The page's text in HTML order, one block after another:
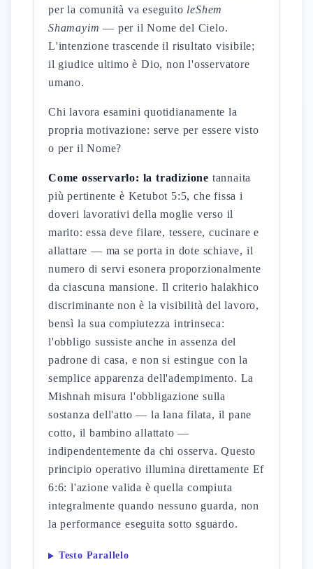
per la comunità va eseguito leShem
Shamayim — per il Nome del Cielo.
L'intenzione trascende il risultato visibile;
il giudice ultimo è Dio, non l'osservatore
umano.
Chi lavora esamini quotidianamente la
propria motivazione: serve per essere visto
o per il Nome?
Come osservarlo: la tradizione tannaita
più pertinente è Ketubot 5:5, che fissa i
doveri lavorativi della moglie verso il
marito: essa deve filare, tessere, cucinare e
allattare — ma se porta in dote schiave, il
numero di servi esonera proporzionalmente
da ciascuna mansione. Il criterio halakhico
discriminante non è la visibilità del lavoro,
bensì la sua compiutezza intrinseca:
l'obbligo sussiste anche in assenza del
padrone di casa, e non si estingue con la
semplice apparenza dell'adempimento. La
Mishnah misura l'obbligazione sulla
sostanza dell'atto — la lana filata, il pane
cotto, il bambino allattato —
indipendentemente da chi osserva. Questo
principio operativo illumina direttamente Ef
6:6: l'azione valida è quella compiuta
integralmente quando nessuno guarda, non
la performance eseguita sotto sguardo.
Testo Parallelo